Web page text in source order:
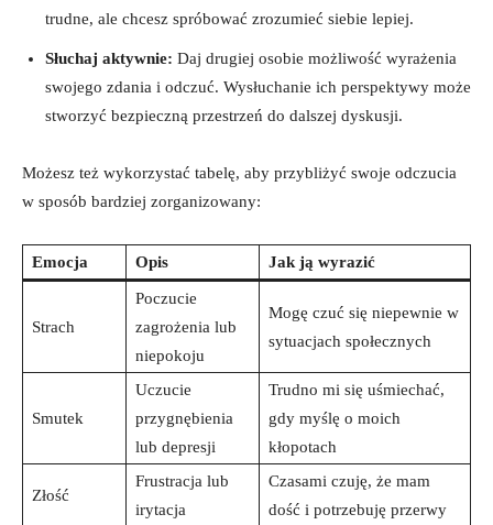
trudne, ale chcesz spróbować zrozumieć siebie lepiej.
Słuchaj aktywnie: Daj drugiej osobie możliwość wyrażenia
swojego zdania i odczuć. Wysłuchanie ich perspektywy może
stworzyć bezpieczną przestrzeń do dalszej dyskusji.
Możesz też wykorzystać tabelę, aby przybliżyć swoje odczucia
w sposób bardziej zorganizowany:
Emocja Opis Jak ją wyrazić
Strach
Poczucie
zagrożenia lub
niepokoju
Mogę czuć się niepewnie w
sytuacjach społecznych
Smutek
Uczucie
przygnębienia
lub depresji
Trudno mi się uśmiechać,
gdy myślę o moich
kłopotach
Złość
Frustracja lub
irytacja
Czasami czuję, że mam
dość i potrzebuję przerwy